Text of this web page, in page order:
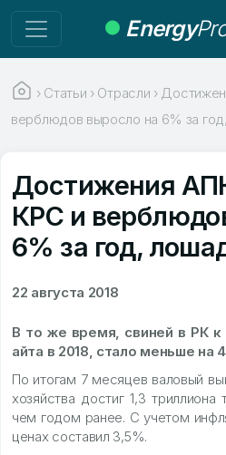
Energy
› Статьи › Отрасли ›
верблюдов выросло на 6% за
Достижения
КРС и
6% за год,
22 августа 2018
В то же время, свиней в РК к
айта в 2018, стало меньше на
По итогам 7 месяцев валовый
хозяйства достиг 1,3
чем годом ранее. С учетом
ценах составил 3,5%.